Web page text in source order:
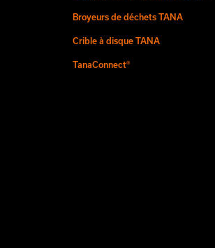
Broyeurs de déchets TANA
Crible à disque TANA
TanaConnect®